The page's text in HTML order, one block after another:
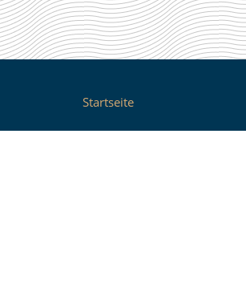
Startseite